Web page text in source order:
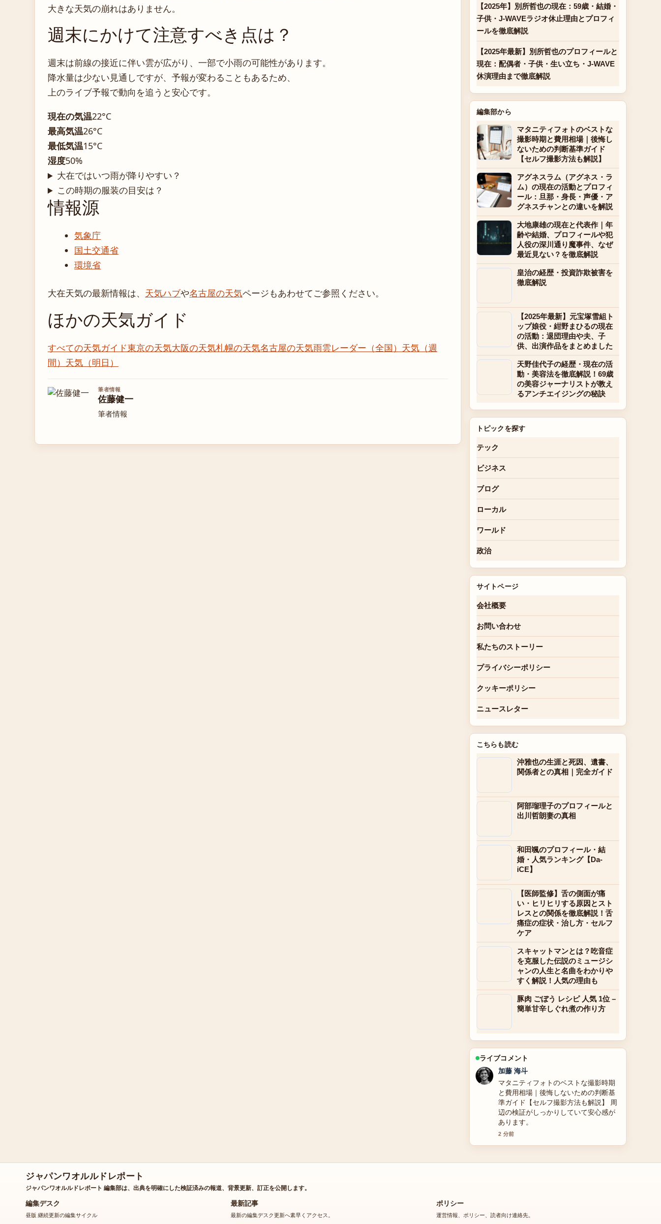
大きな天気の崩れはありません。
週末にかけて注意すべき点は？
週末は前線の接近に伴い雲が広がり、一部で小雨の可能性があります。
降水量は少ない見通しですが、予報が変わることもあるため、
上のライブ予報で動向を追うと安心です。
現在の気温22°C
最高気温26°C
最低気温15°C
湿度50%
大在ではいつ雨が降りやすい？
この時期の服装の目安は？
情報源
気象庁
国土交通省
環境省
大在天気の最新情報は、 天気ハブや名古屋の天気ページもあわせてご参照ください。
ほかの天気ガイド
すべての天気ガイド東京の天気大阪の天気札幌の天気名古屋の天気雨雲レーダー（全国） 天気（週
間） 天気（明日）
筆者情報
佐藤健一
筆者情報
【2025年】別所哲也の現在：59歳・結婚・
子供・J-WAVEラジオ休止理由とプロフィ
ールを徹底解説
【2025年最新】別所哲也のプロフィールと
現在：配偶者・子供・生い立ち・J-WAVE
休演理由まで徹底解説
編集部から
マタニティフォトのベストな
撮影時期と費用相場｜後悔し
ないための判断基準ガイド
【セルフ撮影方法も解説】
アグネスラム（アグネス・ラ
ム）の現在の活動とプロフィ
ール：旦那・身長・声優・ア
グネスチャンとの違いを解説
大地康雄の現在と代表作｜年
齢や結婚、プロフィールや犯
人役の深川通り魔事件、なぜ
最近見ない？を徹底解説
皇治の経歴・投資詐欺被害を
徹底解説
【2025年最新】元宝塚雪組ト
ップ娘役・紺野まひるの現在
の活動：退団理由や夫、子
供、出演作品をまとめました
天野佳代子の経歴・現在の活
動・美容法を徹底解説！69歳
の美容ジャーナリストが教え
るアンチエイジングの秘訣
トピックを探す
テック
ビジネス
ブログ
ローカル
ワールド
政治
サイトページ
会社概要
お問い合わせ
私たちのストーリー
プライバシーポリシー
クッキーポリシー
ニュースレター
こちらも読む
沖雅也の生涯と死因、遺書、
関係者との真相｜完全ガイド
阿部瑠理子のプロフィールと
出川哲朗妻の真相
和田颯のプロフィール・結
婚・人気ランキング【Da-
iCE】
【医師監修】舌の側面が痛
い・ヒリヒリする原因とスト
レスとの関係を徹底解説！舌
痛症の症状・治し方・セルフ
ケア
スキャットマンとは？吃音症
を克服した伝説のミュージシ
ャンの人生と名曲をわかりや
すく解説！人気の理由も
豚肉 ごぼう レシピ 人気 1位 –
簡単甘辛しぐれ煮の作り方
ライブコメント
高橋 蓮
アグネスラム（アグネス・ラム）の現
在の活動とプロフィール：旦那・身
長・声優・アグネスチャンとの違いを
解説 の整理がとても分かりやすいで
す。今日の中でも特に読みやすいで
す。
ジャパンワオルルドレポート
ジャパンワオルルドレポート 編集部は、出典を明確にした検証済みの報道、背景更新、訂正を公開します。
編集デスク 最新記事 ポリシー